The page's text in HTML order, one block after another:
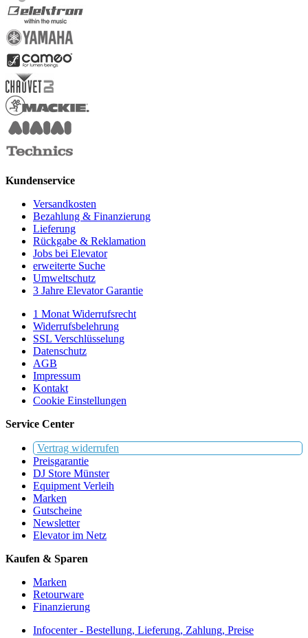
Kundenservice
Versandkosten
Bezahlung & Finanzierung
Lieferung
Rückgabe & Reklamation
Jobs bei Elevator
erweiterte Suche
Umweltschutz
3 Jahre Elevator Garantie
1 Monat Widerrufsrecht
Widerrufsbelehrung
SSL Verschlüsselung
Datenschutz
AGB
Impressum
Kontakt
Cookie Einstellungen
Service Center
Vertrag widerrufen
Preisgarantie
DJ Store Münster
Equipment Verleih
Marken
Gutscheine
Newsletter
Elevator im Netz
Kaufen & Sparen
Marken
Retourware
Finanzierung
Infocenter - Bestellung, Lieferung, Zahlung, Preise